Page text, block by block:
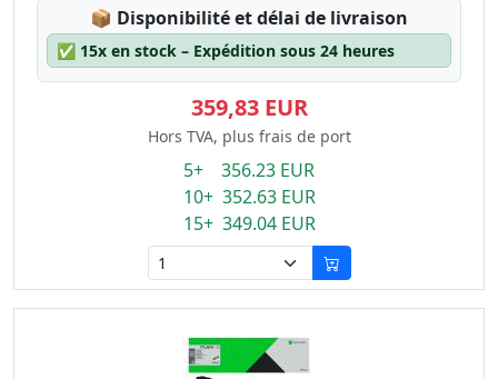
📦 Lagerstatus:
Disponibilité et délai de livraison
✅ 15x en stock – Expédition sous 24 heures
359,83 EUR
Hors TVA, plus frais de port
5+ 356.23 EUR
10+ 352.63 EUR
15+ 349.04 EUR